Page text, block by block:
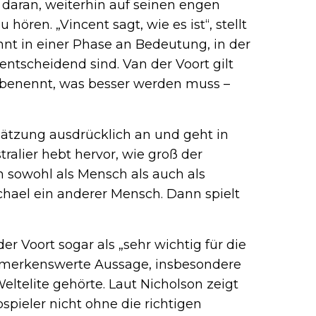
weiterhin auf seinen engen
„Vincent sagt, wie es ist“, stellt
in einer Phase an Bedeutung, in der
sind. Van der Voort gilt
was besser werden muss –
ausdrücklich an und geht in
hebt hervor, wie groß der
als Mensch als auch als
ein anderer Mensch. Dann spielt
Voort sogar als „sehr wichtig für die
Aussage, insbesondere
gehörte. Laut Nicholson zeigt
nicht ohne die richtigen